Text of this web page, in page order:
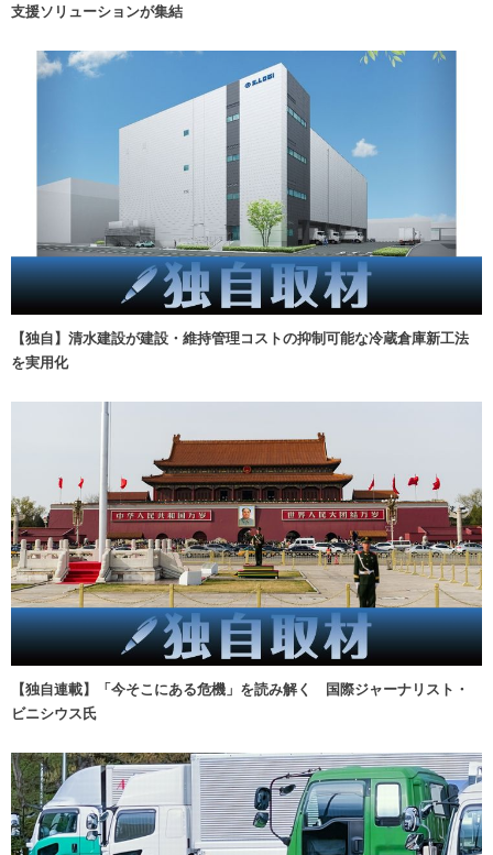
支援ソリューションが集結
【独自】清水建設が建設・維持管理コストの抑制可能な冷蔵倉庫新工法
を実用化
【独自連載】「今そこにある危機」を読み解く 国際ジャーナリスト・
ビニシウス氏